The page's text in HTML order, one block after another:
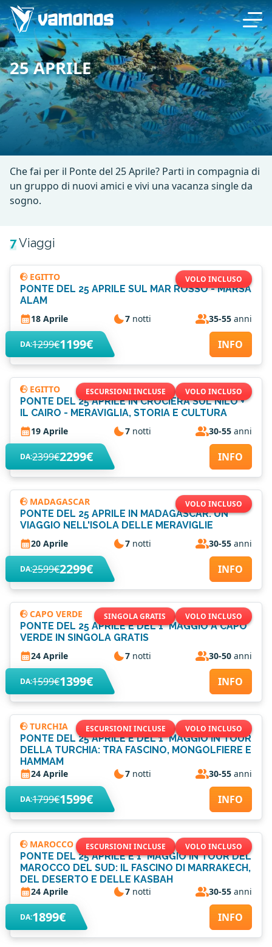
25 APRILE
Che fai per il Ponte del 25 Aprile? Parti in compagnia di
un gruppo di nuovi amici e vivi una vacanza single da
sogno.
7Viaggi
VOLO INCLUSO
EGITTO
PONTE DEL 25 APRILE SUL MAR ROSSO - MARSA
ALAM
18 Aprile
7notti 35-55 anni
DA:1299€1199€ INFO
ESCURSIONI INCLUSE VOLO INCLUSO
EGITTO
PONTE DEL 25 APRILE IN CROCIERA SUL NILO +
IL CAIRO - MERAVIGLIA, STORIA E CULTURA
19 Aprile
7notti 30-55 anni
DA:2399€2299€ INFO
VOLO INCLUSO
MADAGASCAR
PONTE DEL 25 APRILE IN MADAGASCAR: UN
VIAGGIO NELL'ISOLA DELLE MERAVIGLIE
20 Aprile
7notti 30-55 anni
DA:2599€2299€ INFO
SINGOLA GRATIS VOLO INCLUSO
CAPO VERDE
PONTE DEL 25 APRILE E DEL 1° MAGGIO A CAPO
VERDE IN SINGOLA GRATIS
24 Aprile
7notti 30-50 anni
DA:1599€1399€ INFO
ESCURSIONI INCLUSE VOLO INCLUSO
TURCHIA
PONTE DEL 25 APRILE E DEL 1° MAGGIO IN TOUR
DELLA TURCHIA: TRA FASCINO, MONGOLFIERE E
HAMMAM
24 Aprile
7notti 30-55 anni
DA:1799€1599€ INFO
ESCURSIONI INCLUSE VOLO INCLUSO
MAROCCO
PONTE DEL 25 APRILE E 1° MAGGIO IN TOUR DEL
MAROCCO DEL SUD: IL FASCINO DI MARRAKECH,
DEL DESERTO E DELLE KASBAH
24 Aprile
7notti 30-55 anni
DA:1899€ INFO